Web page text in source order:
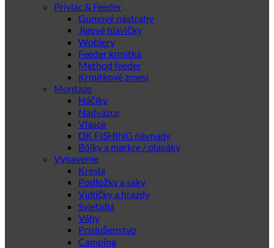
Privlac & Feeder
Gumové nástrahy
Jigové hlavičky
Woblery
Feeder krmítka
Method feeder
Krmítkové zmesi
Montaze
Háčiky
Nadväzce
Vlasce
DK FISHING návnady
Bójky a markre / plaváky
Vybavenie
Kresla
Podložky a saky
Vidličky a hrazdy
Svietidlá
Váhy
Príslušenstvo
Camping